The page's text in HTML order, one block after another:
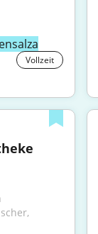
Vollzeit